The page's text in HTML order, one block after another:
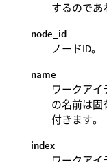
するのであ
node_id
ノードID。
name
ワークアイ
の名前は固
付きます。
index